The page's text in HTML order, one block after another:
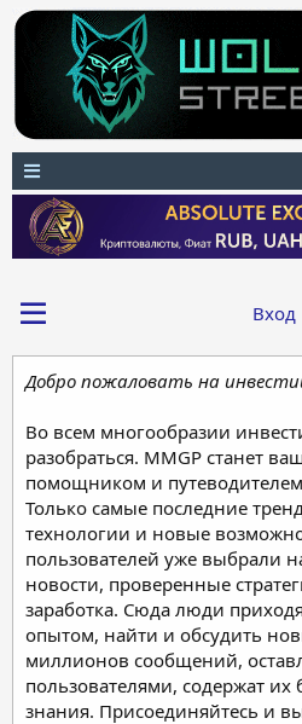
Вход
Добро пожаловать на
Во всем многообразии
разобраться. MMGP станет
помощником и
Только самые последние
технологии и новые
пользователей уже выбрали
новости, проверенные
заработка. Сюда люди
опытом, найти и обсудить
миллионов сообщений,
пользователями, содержат
знания. Присоединяйтесь и